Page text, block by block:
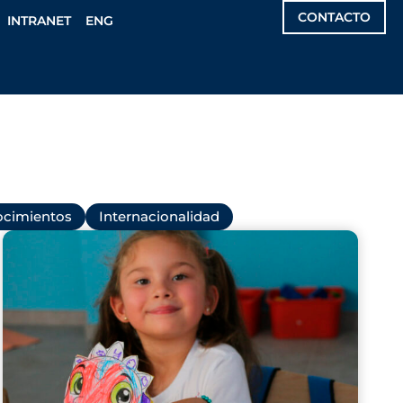
INTRANET ENG CONTACTO
Internacionalidad